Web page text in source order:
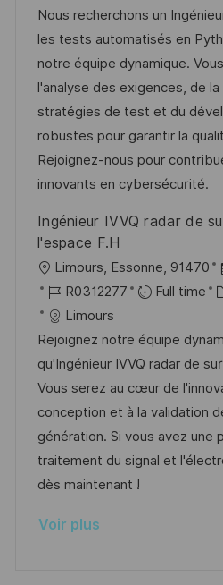
a
l
i
s
a
t
i
o
f
é
r
e
n
c
e
d
p
t
e
g
i
Nous recherchons un
les tests automatisés en
notre équipe dynamique.
l'analyse des exigences, de
stratégies de test et du
robustes pour garantir la
Rejoignez-nous pour
innovants en cybersécurité.
Ingénieur IVVQ radar de
l'espace F.H
o
c
a
l
i
s
a
t
i
n
Limours, Essonne, 91470
’
f
R
é
f
é
r
e
n
c
e
u
R0312277 Full time
t
é
g
o
r
i
Limours
Rejoignez notre équipe
qu'Ingénieur IVVQ radar de
Vous serez au cœur de
conception et à la validation
génération. Si vous avez une
traitement du signal et
dès maintenant !
Voir plus